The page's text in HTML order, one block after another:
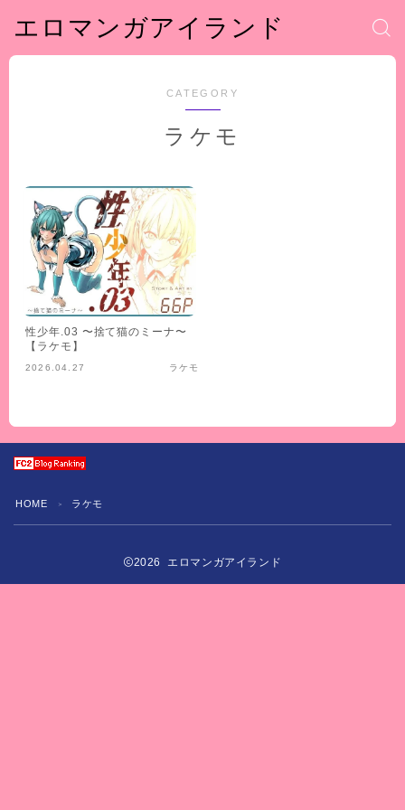
エロマンガアイランド
CATEGORY
ラケモ
性少年.03 〜捨て猫のミーナ〜
【ラケモ】
2026.04.27 ラケモ
HOME ＞ ラケモ
2026 エロマンガアイランド